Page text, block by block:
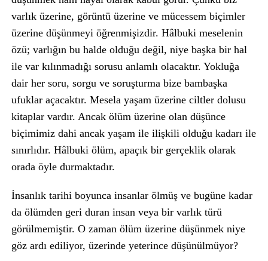
varlık üzerine, görüntü üzerine ve mücessem biçimler
üzerine düşünmeyi öğrenmişizdir. Hâlbuki meselenin
özü; varlığın bu halde olduğu değil, niye başka bir hal
ile var kılınmadığı sorusu anlamlı olacaktır. Yokluğa
dair her soru, sorgu ve soruşturma bize bambaşka
ufuklar açacaktır. Mesela yaşam üzerine ciltler dolusu
kitaplar vardır. Ancak ölüm üzerine olan düşünce
biçimimiz dahi ancak yaşam ile ilişkili olduğu kadarı ile
sınırlıdır. Hâlbuki ölüm, apaçık bir gerçeklik olarak
orada öyle durmaktadır.
İnsanlık tarihi boyunca insanlar ölmüş ve bugüne kadar
da ölümden geri duran insan veya bir varlık türü
görülmemiştir. O zaman ölüm üzerine düşünmek niye
göz ardı ediliyor, üzerinde yeterince düşünülmüyor?